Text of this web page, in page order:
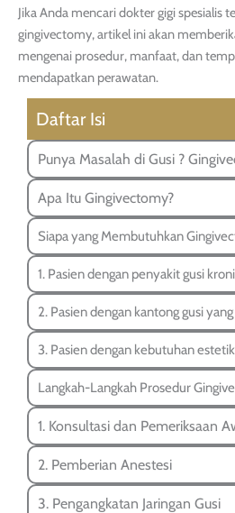
Jika Anda mencari dokter gigi spesialis
gingivectomy, artikel ini akan
mengenai prosedur, manfaat, dan
mendapatkan perawatan.
Daftar Isi
Punya Masalah di Gusi ?
Apa Itu Gingivectomy?
Siapa yang Membutuhkan
1. Pasien dengan penyakit gusi
2. Pasien dengan kantong gusi
3. Pasien dengan kebutuhan
Langkah-Langkah Prosedur
1. Konsultasi dan Pemeriksaan
2. Pemberian Anestesi
3. Pengangkatan Jaringan Gusi